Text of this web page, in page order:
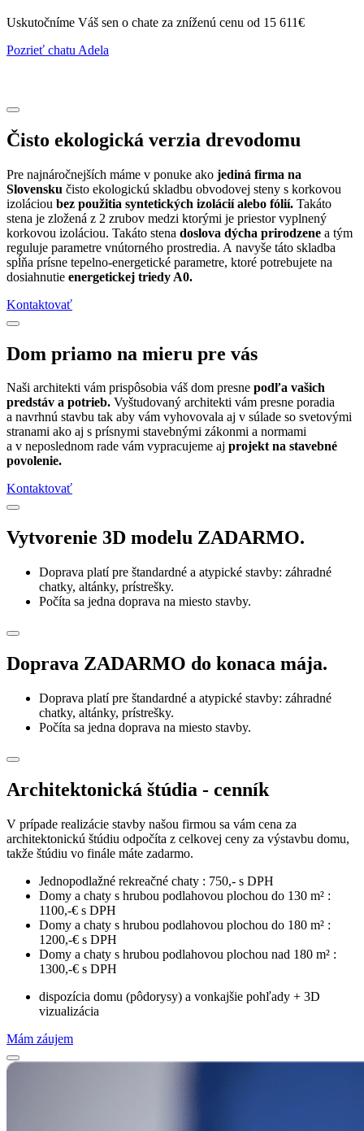
Uskutočníme Váš sen o chate za zníženú cenu od 15 611€
Pozrieť chatu Adela
Čisto ekologická verzia drevodomu
Pre najnáročnejších máme v ponuke ako jediná firma na
Slovensku čisto ekologickú skladbu obvodovej steny s korkovou
izoláciou bez použitia syntetických izolácií alebo fólií. Takáto
stena je zložená z 2 zrubov medzi ktorými je priestor vyplnený
korkovou izoláciou. Takáto stena doslova dýcha prirodzene a tým
reguluje parametre vnútorného prostredia. A navyše táto skladba
spĺňa prísne tepelno-energetické parametre, ktoré potrebujete na
dosiahnutie energetickej triedy A0.
Kontaktovať
Dom priamo na mieru pre vás
Naši architekti vám prispôsobia váš dom presne podľa vašich
predstáv a potrieb. Vyštudovaný architekti vám presne poradia
a navrhnú stavbu tak aby vám vyhovovala aj v súlade so svetovými
stranami ako aj s prísnymi stavebnými zákonmi a normami
a v neposlednom rade vám vypracujeme aj projekt na stavebné
povolenie.
Kontaktovať
Vytvorenie 3D modelu ZADARMO.
Doprava platí pre štandardné a atypické stavby: záhradné
chatky, altánky, prístrešky.
Počíta sa jedna doprava na miesto stavby.
Doprava ZADARMO do konaca mája.
Doprava platí pre štandardné a atypické stavby: záhradné
chatky, altánky, prístrešky.
Počíta sa jedna doprava na miesto stavby.
Architektonická štúdia - cenník
V prípade realizácie stavby našou firmou sa vám cena za
architektonickú štúdiu odpočíta z celkovej ceny za výstavbu domu,
takže štúdiu vo finále máte zadarmo.
Jednopodlažné rekreačné chaty : 750,- s DPH
Domy a chaty s hrubou podlahovou plochou do 130 m² :
1100,-€ s DPH
Domy a chaty s hrubou podlahovou plochou do 180 m² :
1200,-€ s DPH
Domy a chaty s hrubou podlahovou plochou nad 180 m² :
1300,-€ s DPH
dispozícia domu (pôdorysy) a vonkajšie pohľady + 3D
vizualizácia
Mám záujem